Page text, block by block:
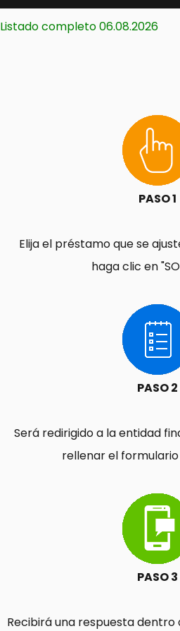
Listado completo 06.08.2026
PASO 1
Elija el préstamo que se
haga clic en
PASO 2
Será redirigido a la entidad
rellenar el
PASO 3
Recibirá una respuesta dentro